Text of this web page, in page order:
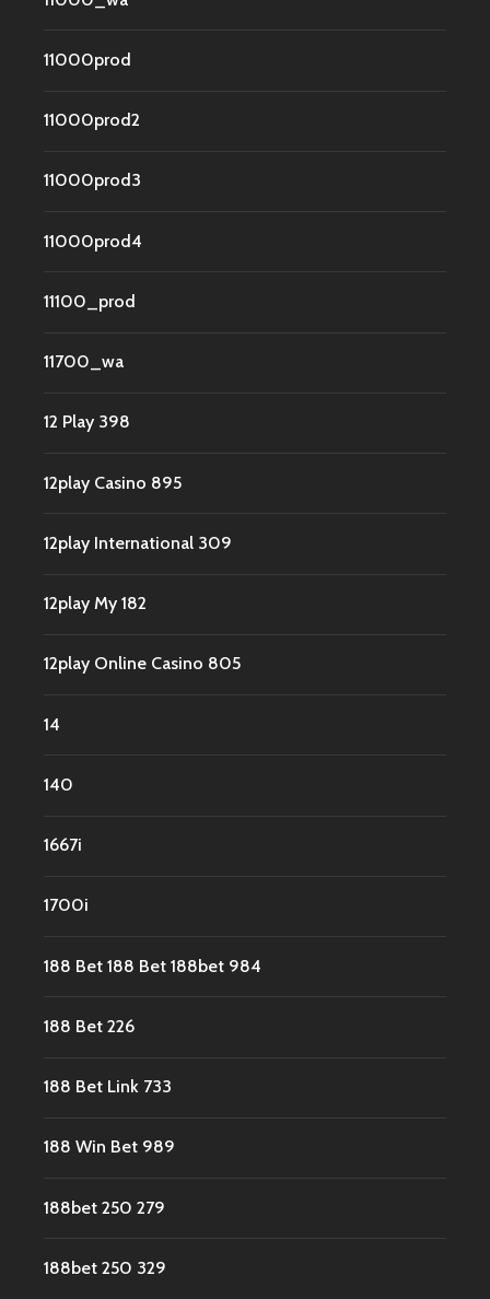
11000prod
11000prod2
11000prod3
11000prod4
11100_prod
11700_wa
12 Play 398
12play Casino 895
12play International 309
12play My 182
12play Online Casino 805
14
140
1667i
1700i
188 Bet 188 Bet 188bet 984
188 Bet 226
188 Bet Link 733
188 Win Bet 989
188bet 250 279
188bet 250 329